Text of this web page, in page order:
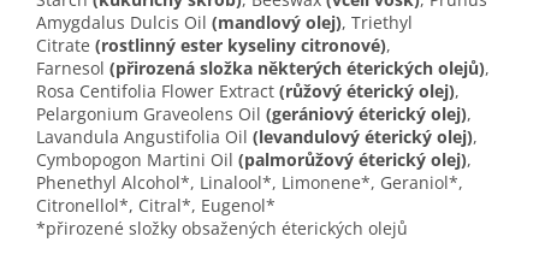
Amygdalus Dulcis Oil (mandlový olej), Triethyl
Citrate (rostlinný ester kyseliny citronové),
Farnesol (přirozená složka některých éterických olejů),
Rosa Centifolia Flower Extract (růžový éterický olej),
Pelargonium Graveolens Oil (gerániový éterický olej),
Lavandula Angustifolia Oil (levandulový éterický olej),
Cymbopogon Martini Oil (palmorůžový éterický olej),
Phenethyl Alcohol*, Linalool*, Limonene*, Geraniol*,
Citronellol*, Citral*, Eugenol*
*přirozené složky obsažených éterických olejů